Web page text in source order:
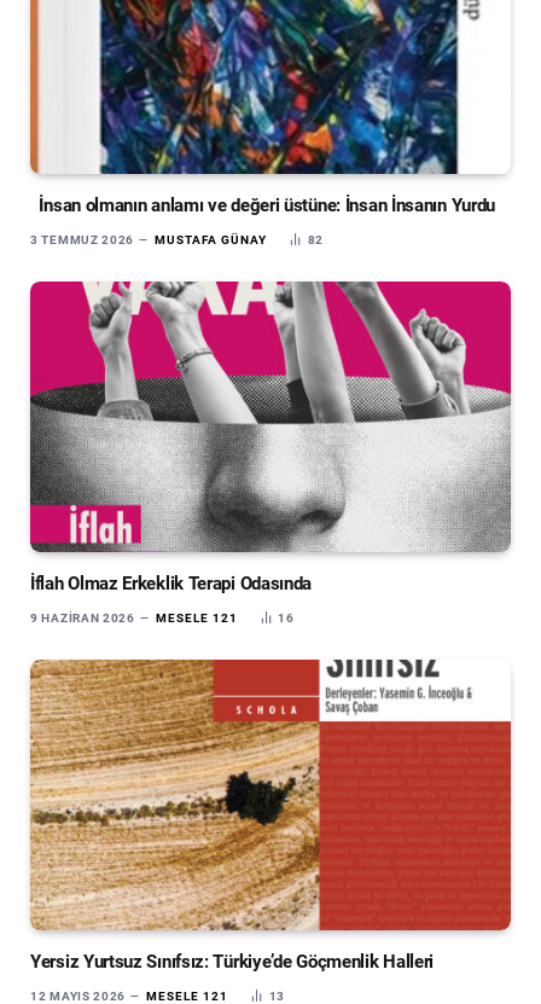
İnsan olmanın anlamı ve değeri üstüne: İnsan İnsanın Yurdu
3 TEMMUZ 2026 MUSTAFA GÜNAY 82
İflah Olmaz Erkeklik Terapi Odasında
9 HAZIRAN 2026 MESELE 121 16
Yersiz Yurtsuz Sınıfsız: Türkiye’de Göçmenlik Halleri
12 MAYIS 2026 MESELE 121 13